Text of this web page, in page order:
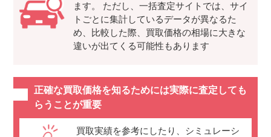
ます。 ただし、一括査定サイトでは、サイ
トごとに集計しているデータが異なるた
め、比較した際、買取価格の相場に大きな
違いが出てくる可能性もあります
正確な買取価格を知るためには実際に査定しても
らうことが重要
買取実績を参考にしたり、シミュレーシ